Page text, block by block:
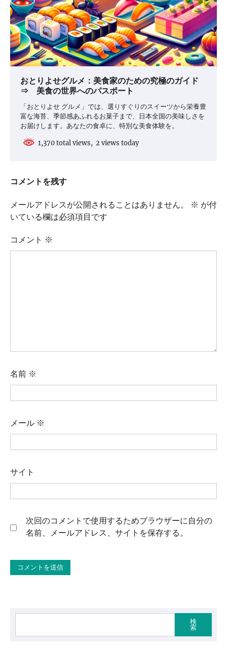
おとりよせグルメ：美食家のための究極のガイド
⇒ 美食の世界へのパスポート
「おとりよせ グルメ」では、選りすぐりのスイーツから栄養豊
富な海苔、季節感あふれるお菓子まで、日本全国の美味しさを
お届けします。あなたの食卓に、特別な美食体験を。
1,370 total views, 2 views today
コメントを残す
メールアドレスが公開されることはありません。 ※ が付
いている欄は必須項目です
コメント ※
名前 ※
メール ※
サイト
次回のコメントで使用するためブラウザーに自分の
名前、メールアドレス、サイトを保存する。
検
索